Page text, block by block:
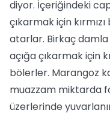
diyor. İçeriğindeki
çıkarmak için
atarlar. Birkaç damla
açığa çıkarmak için
bölerler. Marangoz
muazzam miktarda
üzerlerinde